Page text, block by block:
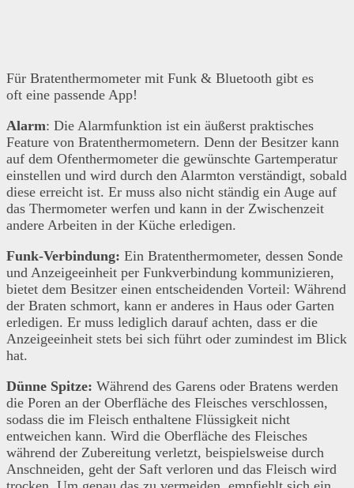
Für Bratenthermometer mit Funk & Bluetooth gibt es
oft eine passende App!
Alarm: Die Alarmfunktion ist ein äußerst praktisches
Feature von Bratenthermometern. Denn der Besitzer kann
auf dem Ofenthermometer die gewünschte Gartemperatur
einstellen und wird durch den Alarmton verständigt, sobald
diese erreicht ist. Er muss also nicht ständig ein Auge auf
das Thermometer werfen und kann in der Zwischenzeit
andere Arbeiten in der Küche erledigen.
Funk-Verbindung: Ein Bratenthermometer, dessen Sonde
und Anzeigeeinheit per Funkverbindung kommunizieren,
bietet dem Besitzer einen entscheidenden Vorteil: Während
der Braten schmort, kann er anderes in Haus oder Garten
erledigen. Er muss lediglich darauf achten, dass er die
Anzeigeeinheit stets bei sich führt oder zumindest im Blick
hat.
Dünne Spitze: Während des Garens oder Bratens werden
die Poren an der Oberfläche des Fleisches verschlossen,
sodass die im Fleisch enthaltene Flüssigkeit nicht
entweichen kann. Wird die Oberfläche des Fleisches
während der Zubereitung verletzt, beispielsweise durch
Anschneiden, geht der Saft verloren und das Fleisch wird